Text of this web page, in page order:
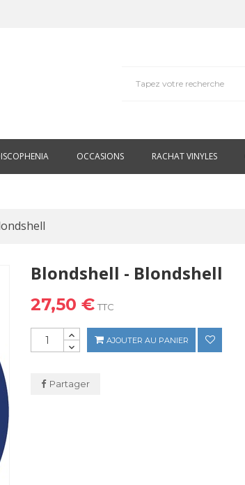
OCCASIONS RACHAT VINYLES
Blondshell - Blondshell
27,50 € TTC
AJOUTER AU PANIER
Partager